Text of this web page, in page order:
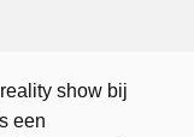
show bij
een